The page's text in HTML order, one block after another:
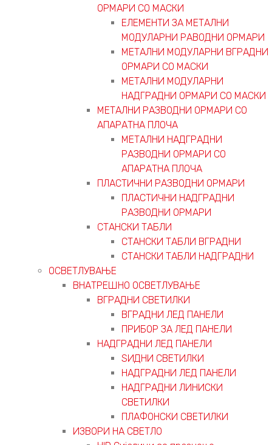
ОРМАРИ СО МАСКИ
ЕЛЕМЕНТИ ЗА МЕТАЛНИ
МОДУЛАРНИ РАВОДНИ ОРМАРИ
МЕТАЛНИ МОДУЛАРНИ ВГРАДНИ
ОРМАРИ СО МАСКИ
МЕТАЛНИ МОДУЛАРНИ
НАДГРАДНИ ОРМАРИ СО МАСКИ
МЕТАЛНИ РАЗВОДНИ ОРМАРИ СО
АПАРАТНА ПЛОЧА
МЕТАЛНИ НАДГРАДНИ
РАЗВОДНИ ОРМАРИ СО
АПАРАТНА ПЛОЧА
ПЛАСТИЧНИ РАЗВОДНИ ОРМАРИ
ПЛАСТИЧНИ НАДГРАДНИ
РАЗВОДНИ ОРМАРИ
СТАНСКИ ТАБЛИ
СТАНСКИ ТАБЛИ ВГРАДНИ
СТАНСКИ ТАБЛИ НАДГРАДНИ
ОСВЕТЛУВАЊЕ
ВНАТРЕШНО ОСВЕТЛУВАЊЕ
ВГРАДНИ СВЕТИЛКИ
ВГРАДНИ ЛЕД ПАНЕЛИ
ПРИБОР ЗА ЛЕД ПАНЕЛИ
НАДГРАДНИ ЛЕД ПАНЕЛИ
ЅИДНИ СВЕТИЛКИ
НАДГРАДНИ ЛЕД ПАНЕЛИ
НАДГРАДНИ ЛИНИСКИ
СВЕТИЛКИ
ПЛАФОНСКИ СВЕТИЛКИ
ИЗВОРИ НА СВЕТЛО